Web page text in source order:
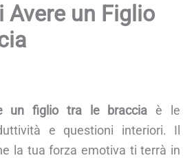
Avere un Figlio
un figlio tra le braccia è le
e questioni interiori. Il
la tua forza emotiva ti terrà in